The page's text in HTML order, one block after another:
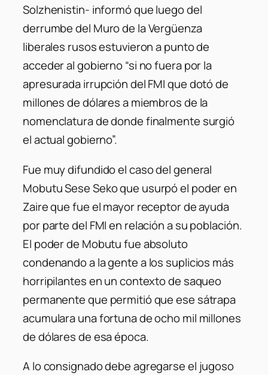
Solzhenistin- informó que luego del
derrumbe del Muro de la Vergüenza
liberales rusos estuvieron a punto de
acceder al gobierno “si no fuera por la
apresurada irrupción del FMI que dotó de
millones de dólares a miembros de la
nomenclatura de donde finalmente surgió
el actual gobierno”.
Fue muy difundido el caso del general
Mobutu Sese Seko que usurpó el poder en
Zaire que fue el mayor receptor de ayuda
por parte del FMI en relación a su población.
El poder de Mobutu fue absoluto
condenando a la gente a los suplicios más
horripilantes en un contexto de saqueo
permanente que permitió que ese sátrapa
acumulara una fortuna de ocho mil millones
de dólares de esa época.
A lo consignado debe agregarse el jugoso